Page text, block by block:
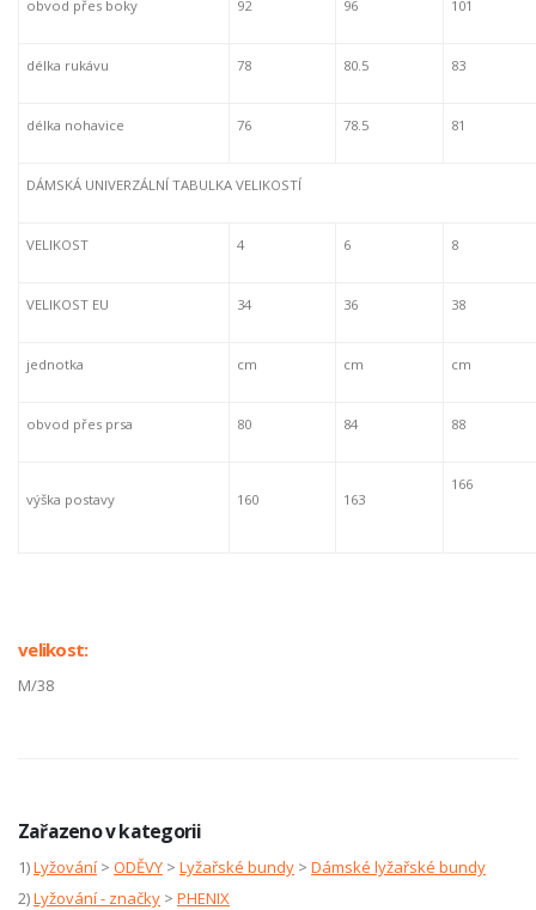
obvod přes boky 92 96 101
délka rukávu 78 80.5 83
délka nohavice 76 78.5 81
DÁMSKÁ UNIVERZÁLNÍ TABULKA VELIKOSTÍ
VELIKOST 4 6 8
VELIKOST EU 34 36 38
jednotka cm cm cm
obvod přes prsa 80 84 88
výška postavy 160 163
166
velikost:
M/38
Zařazeno v kategorii
1)Lyžování > ODĚVY > Lyžařské bundy > Dámské lyžařské bundy
2)Lyžování - značky > PHENIX